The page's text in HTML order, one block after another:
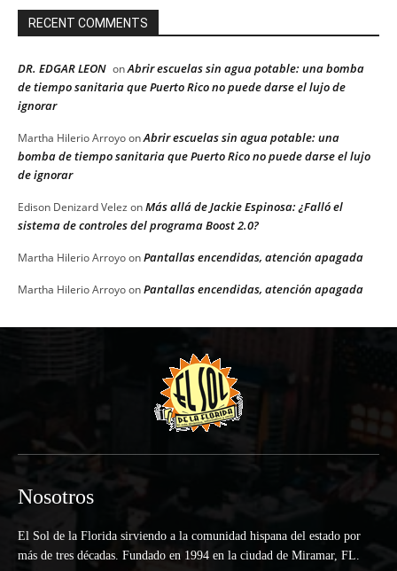
RECENT COMMENTS
DR. EDGAR LEON onAbrir escuelas sin agua potable: una bomba
de tiempo sanitaria que Puerto Rico no puede darse el lujo de
ignorar
Martha Hilerio ArroyoonAbrir escuelas sin agua potable: una
bomba de tiempo sanitaria que Puerto Rico no puede darse el lujo
de ignorar
Edison Denizard Velez onMás allá de Jackie Espinosa: ¿Falló el
sistema de controles del programa Boost 2.0?
Martha Hilerio ArroyoonPantallas encendidas, atención apagada
Martha Hilerio ArroyoonPantallas encendidas, atención apagada
Nosotros
El Sol de la Florida sirviendo a la comunidad hispana del estado por
más de tres décadas. Fundado en 1994 en la ciudad de Miramar, FL.